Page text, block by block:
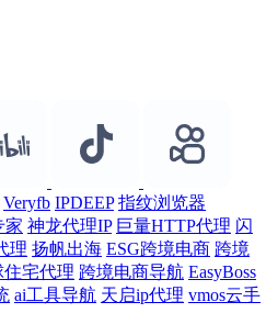
Veryfb IPDEEP 指纹浏览器
家 神龙代理IP 巨量HTTP代理 闪
理 扬帆出海 ESG跨境电商 跨境
住宅代理 跨境电商导航 EasyBoss
ai工具导航 天启ip代理 vmos云手